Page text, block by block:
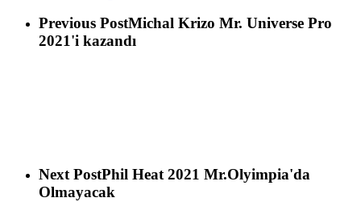
Previous PostMichal Krizo Mr. Universe Pro
2021'i kazandı
Next PostPhil Heat 2021 Mr.Olyimpia'da
Olmayacak